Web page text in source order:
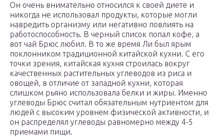
Он очень внимательно относился к своей диете и
никогда не использовал продукты, которые могли
навредить организму или негативно повлиять на
работоспособность. В черный список попал кофе, а
вот чай Брюс любил. В то же время Ли был ярым
поклонником традиционной китайской кухни. С его
точки зрения, китайская кухня строилась вокруг
качественных растительных углеводов из риса и
овощей, в отличие от западной кухни, которая
слишком рьяно использовала белки и жиры. Именно
углеводы Брюс считал обязательным нутриентом для
людей с высоким уровнем физической активности, и
он распределял углеводы равномерно между 4-5
приемами пищи.